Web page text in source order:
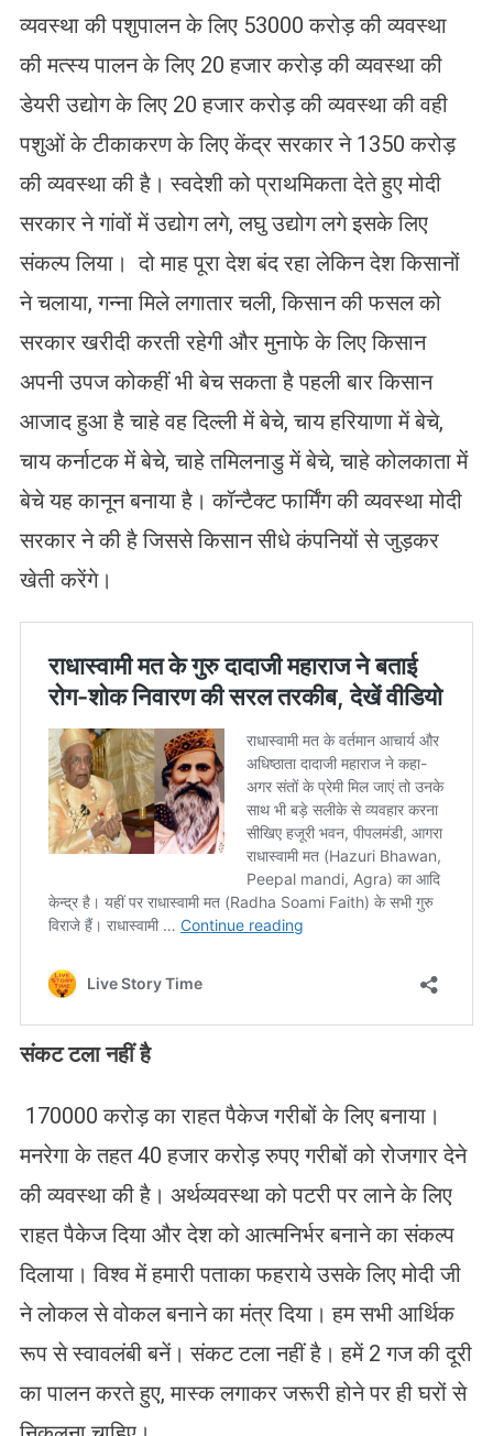
व्यवस्था की पशुपालन के लिए 53000 करोड़ की व्यवस्था
की मत्स्य पालन के लिए 20 हजार करोड़ की व्यवस्था की
डेयरी उद्योग के लिए 20 हजार करोड़ की व्यवस्था की वही
पशुओं के टीकाकरण के लिए केंद्र सरकार ने 1350 करोड़
की व्यवस्था की है। स्वदेशी को प्राथमिकता देते हुए मोदी
सरकार ने गांवों में उद्योग लगे, लघु उद्योग लगे इसके लिए
संकल्प लिया। दो माह पूरा देश बंद रहा लेकिन देश किसानों
ने चलाया, गन्ना मिले लगातार चली, किसान की फसल को
सरकार खरीदी करती रहेगी और मुनाफे के लिए किसान
अपनी उपज कोकहीं भी बेच सकता है पहली बार किसान
आजाद हुआ है चाहे वह दिल्ली में बेचे, चाय हरियाणा में बेचे,
चाय कर्नाटक में बेचे, चाहे तमिलनाडु में बेचे, चाहे कोलकाता में
बेचे यह कानून बनाया है। कॉन्टैक्ट फार्मिंग की व्यवस्था मोदी
सरकार ने की है जिससे किसान सीधे कंपनियों से जुड़कर
खेती करेंगे।
संकट टला नहीं है
170000 करोड़ का राहत पैकेज गरीबों के लिए बनाया।
मनरेगा के तहत 40 हजार करोड़ रुपए गरीबों को रोजगार देने
की व्यवस्था की है। अर्थव्यवस्था को पटरी पर लाने के लिए
राहत पैकेज दिया और देश को आत्मनिर्भर बनाने का संकल्प
दिलाया। विश्व में हमारी पताका फहराये उसके लिए मोदी जी
ने लोकल से वोकल बनाने का मंत्र दिया। हम सभी आर्थिक
रूप से स्वावलंबी बनें। संकट टला नहीं है। हमें 2 गज की दूरी
का पालन करते हुए, मास्क लगाकर जरूरी होने पर ही घरों से